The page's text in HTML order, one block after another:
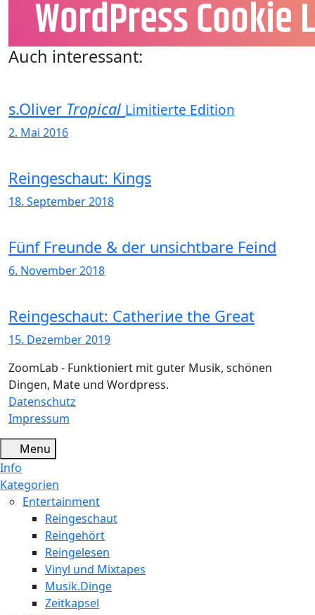
Auch interessant:
s.Oliver Tropical Limitierte Edition
2. Mai 2016
Reingeschaut: Kings
18. September 2018
Fünf Freunde & der unsichtbare Feind
6. November 2018
Reingeschaut: Catheriиe the Great
15. Dezember 2019
ZoomLab - Funktioniert mit guter Musik, schönen
Dingen, Mate und Wordpress.
Datenschutz
Impressum
Menu
Info
Kategorien
Entertainment
Reingeschaut
Reingehört
Reingelesen
Vinyl und Mixtapes
Musik.Dinge
Zeitkapsel